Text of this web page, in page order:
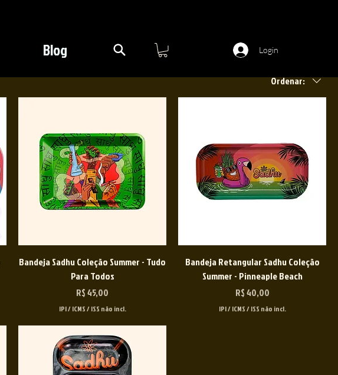
Blog Login
Ordenar:
Bandeja Sadhu Coleção Summer - Tudo
Para Todos
Preço
R$ 45,00
IPI / ICMS / ISS não incl.
Bandeja Retangular Sadhu Coleção
Summer - Pinneaple Beach
Preço
R$ 40,00
IPI / ICMS / ISS não incl.